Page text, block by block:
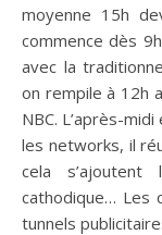
moyenne 15h
commence dès
avec la
on rempile à 12h
NBC. L’après-
les networks, il
cela
cathodique… Les
tunnels